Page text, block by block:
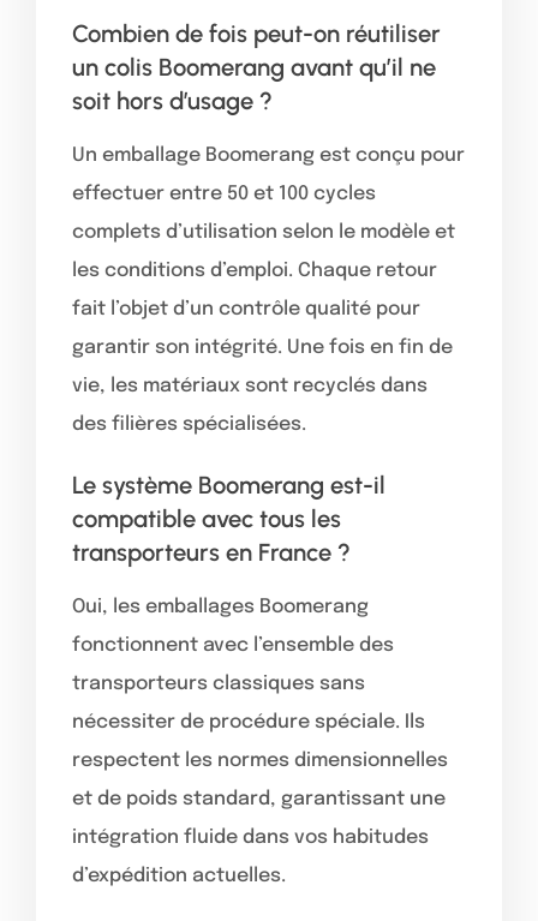
Combien de fois peut-on réutiliser
un colis Boomerang avant qu’il ne
soit hors d’usage ?
Un emballage Boomerang est conçu pour
effectuer entre 50 et 100 cycles
complets d’utilisation selon le modèle et
les conditions d’emploi. Chaque retour
fait l’objet d’un contrôle qualité pour
garantir son intégrité. Une fois en fin de
vie, les matériaux sont recyclés dans
des filières spécialisées.
Le système Boomerang est-il
compatible avec tous les
transporteurs en France ?
Oui, les emballages Boomerang
fonctionnent avec l’ensemble des
transporteurs classiques sans
nécessiter de procédure spéciale. Ils
respectent les normes dimensionnelles
et de poids standard, garantissant une
intégration fluide dans vos habitudes
d’expédition actuelles.